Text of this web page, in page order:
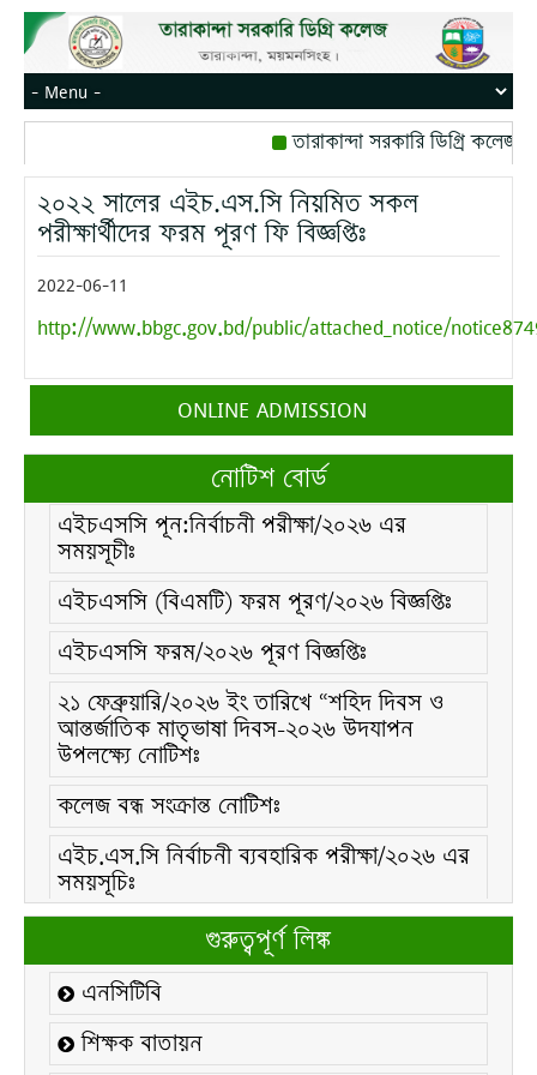
তারাকান্দা সরকারি ডিগ্রি
রোজ বৃহস্পতিবার।
বঙ্গবন্ধু
মোবাইল নম্বর: পেইজ-০১
২০২২ সালের এইচ.এস.সি নিয়মিত সকল
পরীক্ষার্থীদের ফরম পূরণ ফি বিজ্ঞপ্তিঃ
2022-06-11
http://www.bbgc.gov.bd/public/attached_notice/
ONLINE ADMISSION
নোটিশ বোর্ড
তারাকান্দা সরকারি ডিগ্রি কলেজ, তারাকান্দা,
ময়মনসিংহ এর তথ্য ও যোগাযোগ প্রযুক্তি বিষয়ের
প্রভাষক জনাব মোঃ মজিবুর রহমান খান এর
অনাপত্তি সদন (NOC)।
এইচএসসি পূন:নির্বাচনী পরীক্ষা/২০২৬ এর
সময়সূচীঃ
এইচএসসি (বিএমটি) ফরম পূরণ/২০২৬ বিজ্ঞপ্তিঃ
এইচএসসি ফরম/২০২৬ পূরণ বিজ্ঞপ্তিঃ
২১ ফেব্রুয়ারি/২০২৬ ইং তারিখে “শহিদ দিবস ও
আন্তর্জাতিক মাতৃভাষা দিবস-২০২৬ উদযাপন
উপলক্ষ্যে নোটিশঃ
কলেজ বন্ধ সংক্রান্ত নোটিশঃ
এইচ.এস.সি নির্বাচনী ব্যবহারিক পরীক্ষা/২০২৬ এর
সময়সূচিঃ
২০২১-২২ শিক্ষাবর্ষের ডিগ্রি (পাস) ৩য় বর্ষের ২য়
ইনকোর্স পরীক্ষার সময়সূচীঃ
২০২৫-২৬ শিক্ষাবর্ষের এইচ.এস.সি একাদশ শ্রেণির
শিক্ষার্থীদের উপবৃত্তি সংক্রান্ত বিজ্ঞপ্তিঃ
গুরুত্বপূর্ণ লিঙ্ক
এনসিটিবি
শিক্ষক বাতায়ন